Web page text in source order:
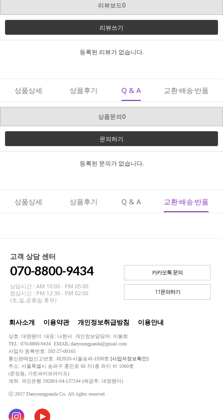
리뷰보드0
리뷰쓰기
등록된 리뷰가 없습니다.
상품상세 상품후기 Q & A 교환·배송·반품
상품문의0
문의하기
등록된 문의가 없습니다.
상품상세 상품후기 Q & A 교환·배송·반품
고객 상담 센터
070-8800-9434
상담시간 : AM 10:00 - PM 05:00
점심시간 : PM 12:30 - PM 02:00
(토,일,공휴일 휴무)
카카오톡 문의
1:1문의하기
회사소개 이용약관 개인정보취급방침 이용안내
상호: 대영팬더 대표: 나현서 개인정보담당자: 이봉희
TEL: 070-8800-9434 EMAIL:daeyoungpanda@gmail.com
사업자 등록번호: 592-27-00165
통신판매업신고번호: 제2020-서울송파-1930호 [사업자정보확인]
주소: 서울특별시 송파구 충민로 66 지1층 와이 비 1060호
(문정동, 가든파이브라이프)
계좌: 국민은행 592801-04-137244 (예금주: 대영팬더)
ⓒ 2017 Daeyoungpanda Co. All rights reserved.